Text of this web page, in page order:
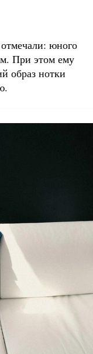
юного
При этом ему
образ нотки